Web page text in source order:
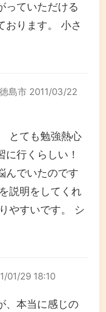
っていただける
おります。 小さ
徳島市 2011/03/22
とても勉強熱心
行くらしい！
んでいたのです
説明をしてくれ
やすいです。 シ
01/29 18:10
、本当に感じの